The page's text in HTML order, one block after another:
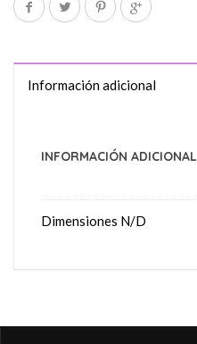
Información adicional
INFORMACIÓN ADICIONAL
Dimensiones N/D